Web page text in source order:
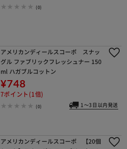
(0)
アメリカンディールスコーポ スナッ
グル ファブリックフレッシュナー 150
ml ハガブルコットン
¥748
7ポイント(1倍)
(0) 1～3日以内発送
アメリカンディールスコーポ 【20個